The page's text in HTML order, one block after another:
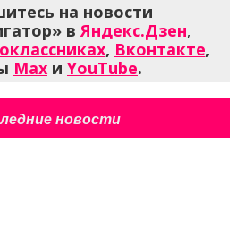
на новости
вЯндекс.Дзен,
, Вконтакте,
Max и YouTube.
новости